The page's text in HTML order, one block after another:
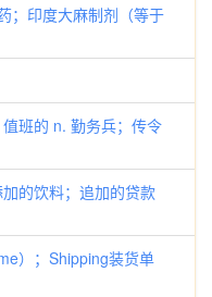
印度大麻制剂（等于
班的 n. 勤务兵；传令
的饮料；追加的贷款
）；Shipping装货单